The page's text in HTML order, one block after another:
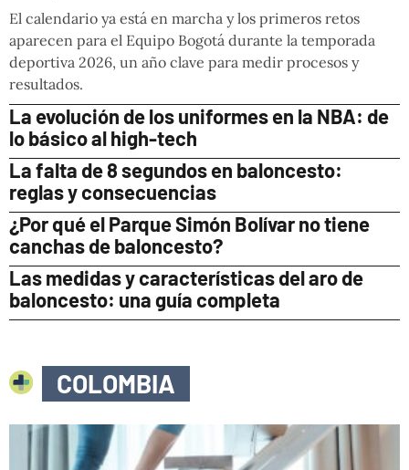
El calendario ya está en marcha y los primeros retos
aparecen para el Equipo Bogotá durante la temporada
deportiva 2026, un año clave para medir procesos y
resultados.
La evolución de los uniformes en la NBA: de
lo básico al high-tech
La falta de 8 segundos en baloncesto:
reglas y consecuencias
¿Por qué el Parque Simón Bolívar no tiene
canchas de baloncesto?
Las medidas y características del aro de
baloncesto: una guía completa
COLOMBIA